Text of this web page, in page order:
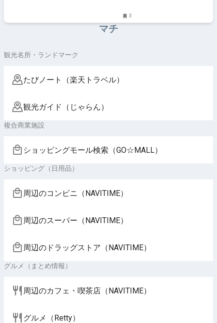
3
マチ
観光名所・ランドマーク
たびノート（楽天トラベル）
観光ガイド（じゃらん）
複合商業施設
ショッピングモール検索（GO☆MALL）
ショッピング（日用品）
周辺のコンビニ（NAVITIME）
周辺のスーパー（NAVITIME）
周辺のドラッグストア（NAVITIME）
グルメ（まとめ情報）
周辺のカフェ・喫茶店（NAVITIME）
グルメ（Retty）